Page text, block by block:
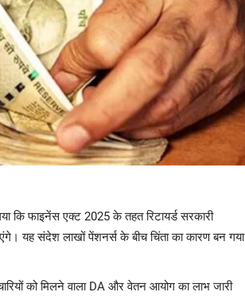
कि फाइनेंस एक्ट 2025 के तहत रिटायर्ड सरकारी
यह संदेश लाखों पेंशनर्स के बीच चिंता का कारण बन गया
को मिलने वाला DA और वेतन आयोग का लाभ जारी